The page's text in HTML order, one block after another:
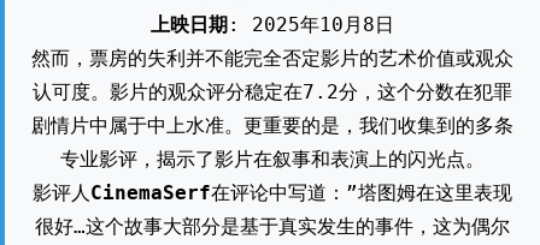
上映日期: 2025年10月8日
然而，票房的失利并不能完全否定影片的艺术价值或观众
认可度。影片的观众评分稳定在7.2分，这个分数在犯罪
剧情片中属于中上水准。更重要的是，我们收集到的多条
专业影评，揭示了影片在叙事和表演上的闪光点。
影评人CinemaSerf在评论中写道：”塔图姆在这里表现
很好…这个故事大部分是基于真实发生的事件，这为偶尔